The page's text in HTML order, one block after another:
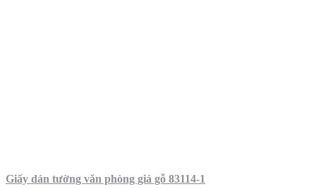
Giấy dán tường văn phòng giả gỗ 83114-1